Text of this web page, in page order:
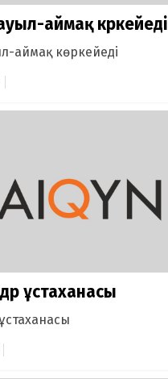
аймақ көркейеді
аймақ көркейеді
ұстаханасы